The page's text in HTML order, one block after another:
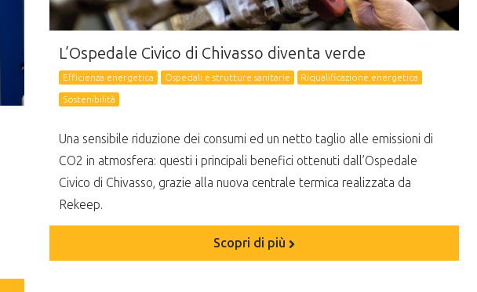
L’Ospedale Civico di Chivasso diventa verde
Efficienza energetica Ospedali e strutture sanitarie
Riqualificazione energetica
Sostenibilità
Una sensibile riduzione dei consumi ed un netto taglio alle emissioni di
CO2 in atmosfera: questi i principali benefici ottenuti dall’Ospedale
Civico di Chivasso, grazie alla nuova centrale termica realizzata da
Rekeep.
Scopri di più